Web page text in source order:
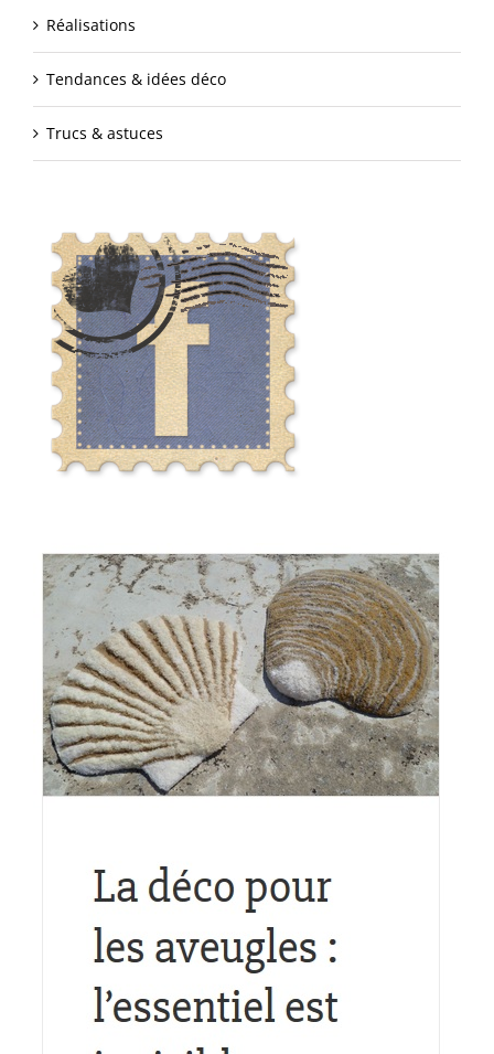
Réalisations
Tendances & idées déco
Trucs & astuces